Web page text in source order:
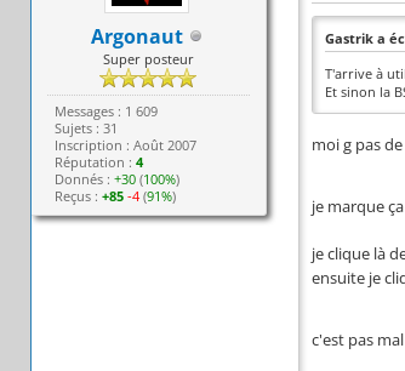
Argonaut
Super posteur
Messages : 1 609
Sujets : 31
Inscription : Août 2007
Réputation : 4
Donnés : +30(100%)
Reçus : +85 -4(91%)
Gastrik a
T'arrive à
Et sinon la
moi g pas
je marque
je clique là
ensuite je
c'est pas